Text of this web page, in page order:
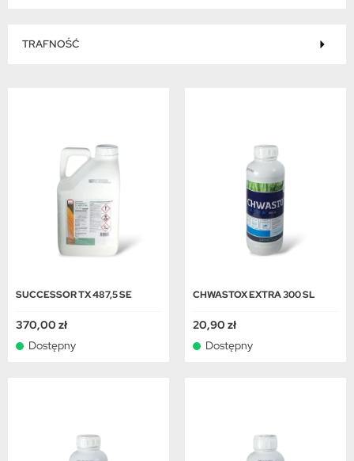
TRAFNOŚĆ
SUCCESSOR TX 487,5 SE
370,00 zł
Dostępny
CHWASTOX EXTRA 300 SL
20,90 zł
Dostępny